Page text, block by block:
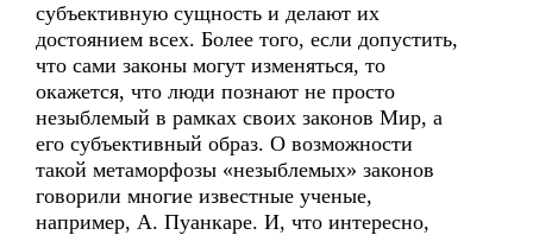
субъективную сущность и делают их
достоянием всех. Более того, если допустить,
что сами законы могут изменяться, то
окажется, что люди познают не просто
незыблемый в рамках своих законов Мир, а
его субъективный образ. О возможности
такой метаморфозы «незыблемых» законов
говорили многие известные ученые,
например, А. Пуанкаре. И, что интересно,